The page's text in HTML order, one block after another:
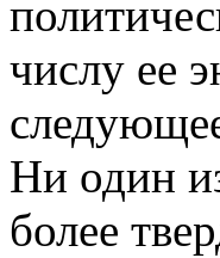
числу ее
Ни один
более